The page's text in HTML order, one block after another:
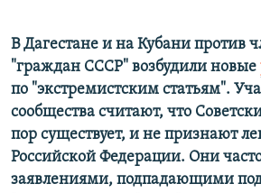
В Дагестане и на Кубани против
"граждан СССР" возбудили новые
по "экстремистским статьям".
сообщества считают, что
пор существует, и не признают
Российской Федерации. Они
заявлениями, подпадающими